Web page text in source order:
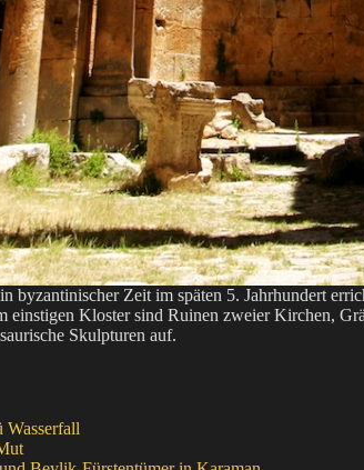
byzantinischer Zeit im späten 5. Jahrhundert
einstigen Kloster sind Ruinen zweier Kirchen,
Skulpturen auf.
Wasserfall